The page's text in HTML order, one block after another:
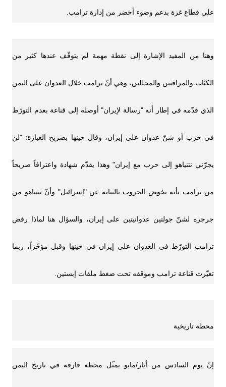
على قطاع غزة بدعم وضوء أخضر من إدارة ترامب.
وهنا من المفيد الإشارة إلى نقطة مهمة لم يتوقّف عندها كثير من
الكتّاب والمراقبين والمحللين، وهي أنّ ترامب خلال العدوان على اليمن
الذي قدّمه في إطار أنه "رسالة لإيران" أوصله إلى قناعة بعدم التورّط
في حرب أو شنّ عدوان على إيران، وقال حينها بصريح العبارة: "لن
يجرّني نتنياهو إلى حرب مع إيران" وهذا يقدّم شهادة واعترافاً صريحاً
من ترامب بأنه يخوض الحروب بالنيابة عن "إسرائيل" وأنّ نتنياهو من
جرجره لشنّ جولتين عدوانيتين على إيران، والسؤال هنا لماذا رفض
ترامب التورّط في العدوان على إيران في حينها وقبل مؤخّراً، ربما
تغيّرت قناعة ترامب وموقفه تحت ضغط ملفات إبستين.
محطة تاريخية
إنّ يوم السادس من أيار/مايو يمثّل محطة فارقة في تاريخ اليمن